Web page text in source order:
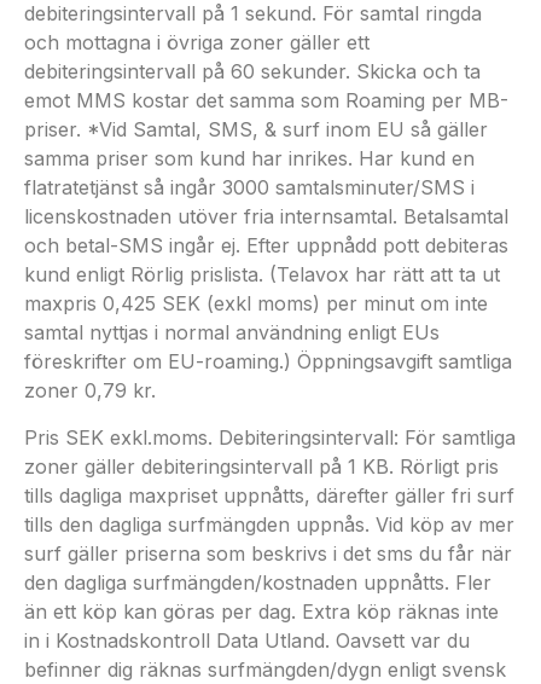
debiteringsintervall på 1 sekund. För samtal ringda
och mottagna i övriga zoner gäller ett
debiteringsintervall på 60 sekunder. Skicka och ta
emot MMS kostar det samma som Roaming per MB-
priser. *Vid Samtal, SMS, & surf inom EU så gäller
samma priser som kund har inrikes. Har kund en
flatratetjänst så ingår 3000 samtalsminuter/SMS i
licenskostnaden utöver fria internsamtal. Betalsamtal
och betal-SMS ingår ej. Efter uppnådd pott debiteras
kund enligt Rörlig prislista. (Telavox har rätt att ta ut
maxpris 0,425 SEK (exkl moms) per minut om inte
samtal nyttjas i normal användning enligt EUs
föreskrifter om EU-roaming.) Öppningsavgift samtliga
zoner 0,79 kr.
Pris SEK exkl.moms. Debiteringsintervall: För samtliga
zoner gäller debiteringsintervall på 1 KB. Rörligt pris
tills dagliga maxpriset uppnåtts, därefter gäller fri surf
tills den dagliga surfmängden uppnås. Vid köp av mer
surf gäller priserna som beskrivs i det sms du får när
den dagliga surfmängden/kostnaden uppnåtts. Fler
än ett köp kan göras per dag. Extra köp räknas inte
in i Kostnadskontroll Data Utland. Oavsett var du
befinner dig räknas surfmängden/dygn enligt svensk